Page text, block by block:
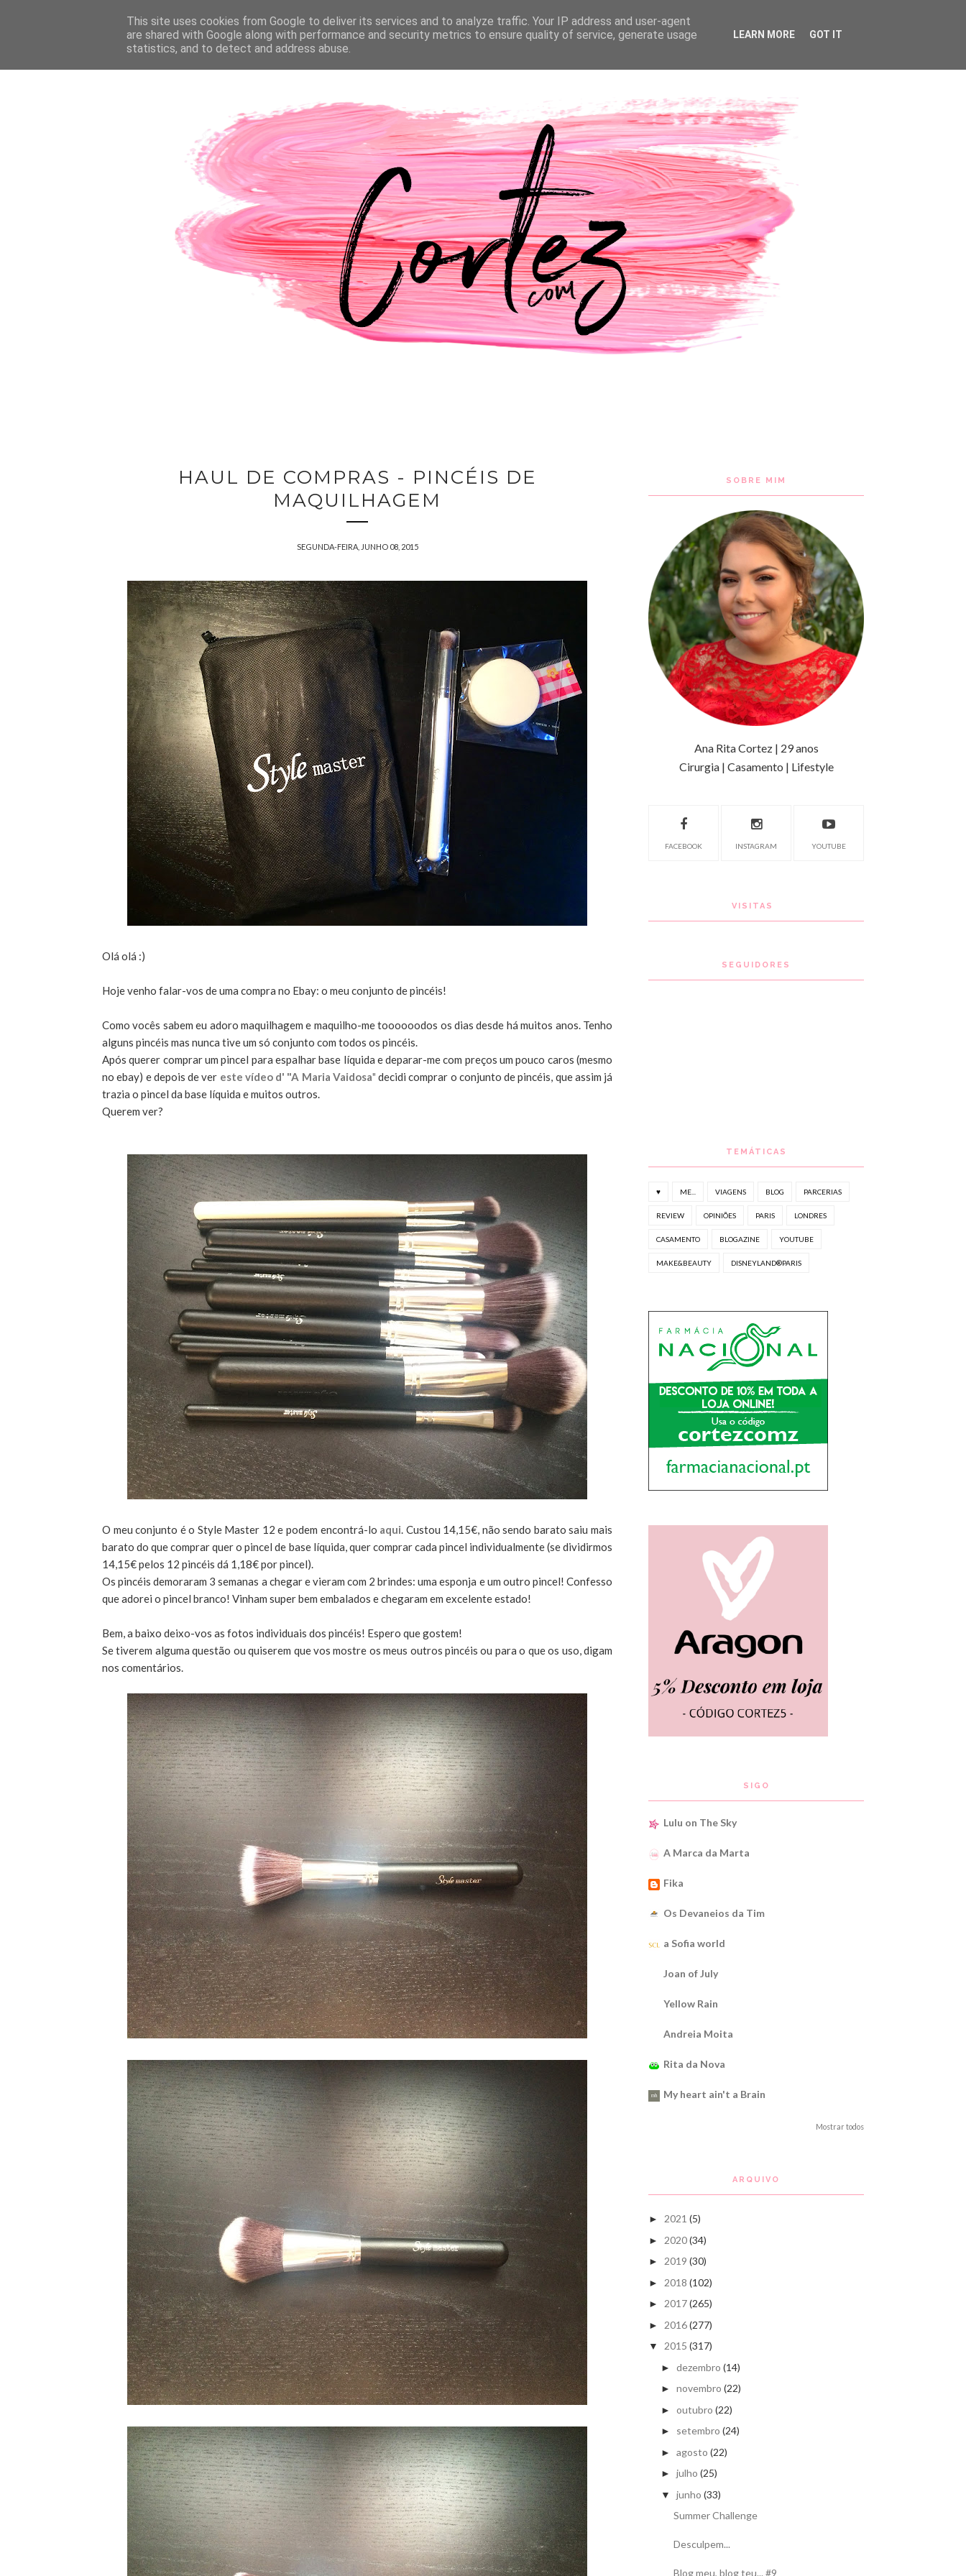
PÁGINA INICIAL SOBRE A AUTORA CONTACTOS PASSATEMPOS CASAMENTO
HAUL DE COMPRAS - PINCÉIS DE
MAQUILHAGEM
SEGUNDA-FEIRA, JUNHO 08, 2015
Olá olá :)
Hoje venho falar-vos de uma compra no Ebay: o meu conjunto de pincéis!
Como vocês sabem eu adoro maquilhagem e maquilho-me toooooodos os dias desde há muitos anos. Tenho
alguns pincéis mas nunca tive um só conjunto com todos os pincéis.
Após querer comprar um pincel para espalhar base líquida e deparar-me com preços um pouco caros (mesmo
no ebay) e depois de ver este vídeo d' "A Maria Vaidosa" decidi comprar o conjunto de pincéis, que assim já
trazia o pincel da base líquida e muitos outros.
Querem ver?
O meu conjunto é o Style Master 12 e podem encontrá-lo aqui. Custou 14,15€, não sendo barato saiu mais
barato do que comprar quer o pincel de base líquida, quer comprar cada pincel individualmente (se dividirmos
14,15€ pelos 12 pincéis dá 1,18€ por pincel).
Os pincéis demoraram 3 semanas a chegar e vieram com 2 brindes: uma esponja e um outro pincel! Confesso
que adorei o pincel branco! Vinham super bem embalados e chegaram em excelente estado!
Bem, a baixo deixo-vos as fotos individuais dos pincéis! Espero que gostem!
Se tiverem alguma questão ou quiserem que vos mostre os meus outros pincéis ou para o que os uso, digam
nos comentários.
SOBRE MIM
Ana Rita Cortez | 29 anos
Cirurgia | Casamento | Lifestyle
FACEBOOK INSTAGRAM YOUTUBE
VISITAS
SEGUIDORES
TEMÁTICAS
♥ ME... VIAGENS BLOG PARCERIAS
REVIEW OPINIÕES PARIS LONDRES
CASAMENTO BLOGAZINE YOUTUBE
MAKE&BEAUTY DISNEYLAND®PARIS
SIGO
Lulu on The Sky
A Marca da Marta
Fika
Os Devaneios da Tim
a Sofia world
Joan of July
Yellow Rain
Andreia Moita
Rita da Nova
My heart ain't a Brain
Mostrar todos
ARQUIVO
► 2021 (5)
► 2020(34)
► 2019 (30)
► 2018 (102)
► 2017(265)
► 2016(277)
▼ 2015 (317)
► dezembro (14)
► novembro (22)
► outubro (22)
► setembro (24)
► agosto (22)
► julho (25)
▼ junho (33)
Summer Challenge
Desculpem...
Blog meu, blog teu... #9
This site uses cookies from Google to deliver its services and to analyze traffic. Your IP address and user-agent
are shared with Google along with performance and security metrics to ensure quality of service, generate usage
statistics, and to detect and address abuse.
LEARN MORE GOT IT